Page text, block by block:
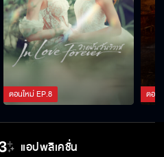
วย ๆ ที่ชื่อนาค ดูมึงอยู่นะ
งข้า
บไปหานาคให้ได้
ตอนใหม่EP.8 ตอน
แอปพลิเคชั่น